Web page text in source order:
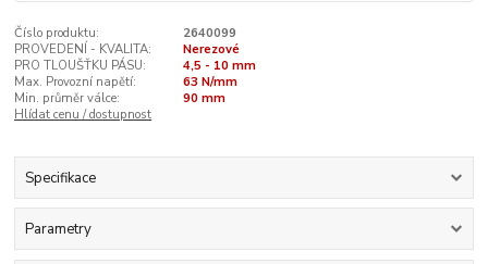
Číslo produktu:
2640099
PROVEDENÍ - KVALITA:
Nerezové
PRO TLOUŠŤKU PÁSU:
4,5 - 10 mm
Max. Provozní napětí:
63 N/mm
Min. průměr válce:
90 mm
Hlídat cenu / dostupnost
Specifikace
Parametry